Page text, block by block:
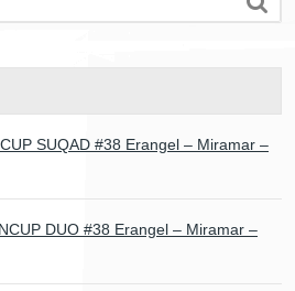
SUQAD #38 Erangel – Miramar –
DUO #38 Erangel – Miramar –